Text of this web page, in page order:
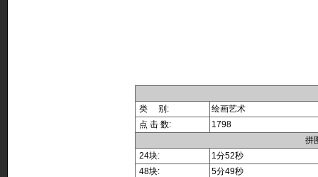
类 别:
绘画艺术
点 击 数:
1798
拼
24块:
1分52秒
48块:
5分49秒